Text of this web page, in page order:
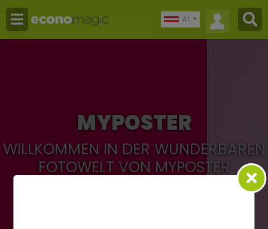
AT
MYPOSTER
WILLKOMMEN IN DER WUNDERBAREN
FOTOWELT VON MYPOSTER